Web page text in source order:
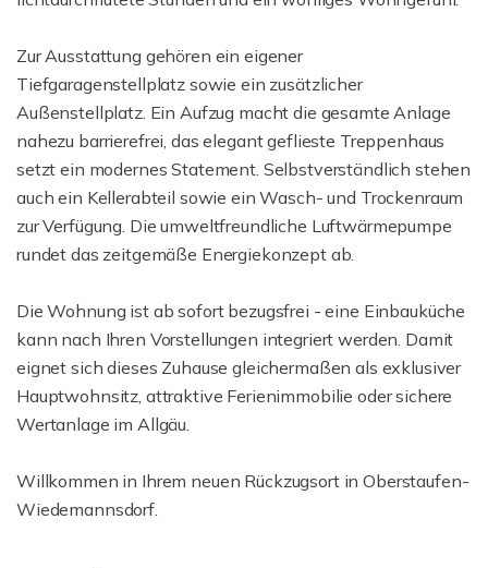
Zur Ausstattung gehören ein eigener
Tiefgaragenstellplatz sowie ein zusätzlicher
Außenstellplatz. Ein Aufzug macht die gesamte Anlage
nahezu barrierefrei, das elegant geflieste Treppenhaus
setzt ein modernes Statement. Selbstverständlich stehen
auch ein Kellerabteil sowie ein Wasch- und Trockenraum
zur Verfügung. Die umweltfreundliche Luftwärmepumpe
rundet das zeitgemäße Energiekonzept ab.
Die Wohnung ist ab sofort bezugsfrei - eine Einbauküche
kann nach Ihren Vorstellungen integriert werden. Damit
eignet sich dieses Zuhause gleichermaßen als exklusiver
Hauptwohnsitz, attraktive Ferienimmobilie oder sichere
Wertanlage im Allgäu.
Willkommen in Ihrem neuen Rückzugsort in Oberstaufen-
Wiedemannsdorf.